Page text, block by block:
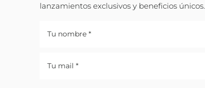
lanzamientos exclusivos y beneficios únicos.